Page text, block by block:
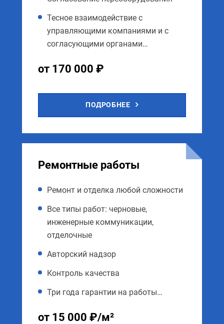
Тесное взаимодействие с
управляющими компаниями и с
согласующими органами…
от 170 000 ₽
ПОДРОБНЕЕ
Ремонтные работы
Ремонт и отделка любой сложности
Все типы работ: черновые,
инженерные коммуникации,
отделочные
Авторский надзор
Контроль качества
Три года гарантии на работы…
от 15 000 ₽/м²